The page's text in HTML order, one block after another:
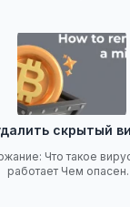
скрытый
Что такое
работает Чем